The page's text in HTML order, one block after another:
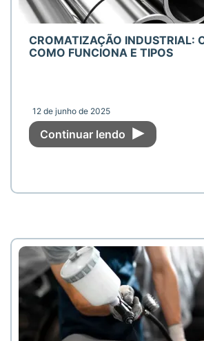
CROMATIZAÇÃO INDUSTRIAL:
COMO FUNCIONA E TIPOS
12 de junho de 2025
Continuar lendo